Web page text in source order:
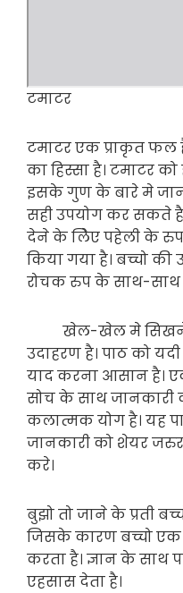
टमाटर
टमाटर एक प्राकृत फल
का हिस्सा है। टमाटर
इसके गुण के बारे मे
सही उपयोग कर सकते
देने के लिेए पहेली के
किया गया है। बच्चो
रोचक रुप के साथ-साथ
खेल-खेल मे सिखने
उदाहरण है। पाठ को
याद करना आसान है।
सोच के साथ
कलात्मक योग है। यह
जानकारी को शेयर
करे।
बुझो तो जाने के प्रती
जिसके कारण बच्चो
करता है। ज्ञान के
एहसास देता है।